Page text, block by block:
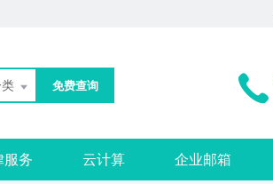
免费查询
服务 云计算 企业邮箱